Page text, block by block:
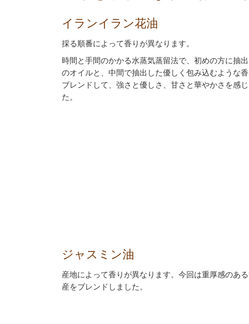
イランイラン花油
採る順番によって香りが異なります。
時間と手間のかかる水蒸気蒸留法で、初めの方に抽
のオイルと、中間で抽出した優しく包み込むような
ブレンドして、強さと優しさ、甘さと華やかさを感
た。
ジャスミン油
産地によって香りが異なります。今回は重厚感のあ
産をブレンドしました。